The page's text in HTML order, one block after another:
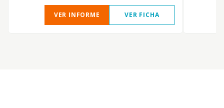
VER INFORME VER FICHA